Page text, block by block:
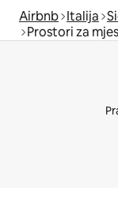
Airbnb Italija
Prostori za